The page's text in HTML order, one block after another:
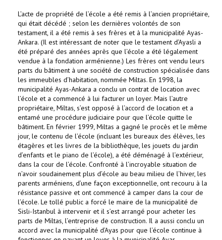
L’acte de propriété de l’école a été remis à l’ancien propriétaire,
qui était décédé ; selon les dernières volontés de son
testament, il a été remis à ses frères et à la municipalité Ayas-
Ankara. (Il est intéressant de noter que le testament d’Ayasli a
été préparé des années après que l’école a été légalement
vendue à la fondation arménienne.) Les frères ont vendu leurs
parts du bâtiment à une société de construction spécialisée dans
les immeubles d’habitation, nommée Miltas. En 1998, la
municipalité Ayas-Ankara a conclu un contrat de location avec
l’école et a commencé à lui facturer un loyer. Mais l’autre
propriétaire, Miltas, s’est opposé à l’accord de location et a
entamé une procédure judiciaire pour que l’école quitte le
bâtiment. En février 1999, Miltas a gagné le procès et le même
jour, le contenu de l’école (incluant les bureaux des élèves, les
étagères et les livres de la bibliothèque, les jouets du jardin
d’enfants et le piano de l’école), a été déménagé à l’extérieur,
dans la cour de l’école. Confronté à l’incroyable situation de
n’avoir soudainement plus d’école au beau milieu de l’hiver, les
parents arméniens, d’une façon exceptionnelle, ont recouru à la
résistance passive et ont commencé à camper dans la cour de
l’école. Le tollé public a forcé le maire de la municipalité de
Sisli-Istanbul à intervenir et il s’est arrangé pour acheter les
parts de Miltas, l’entreprise de construction. Il a aussi conclu un
accord avec la municipalité d’Ayas pour que l’école continue à